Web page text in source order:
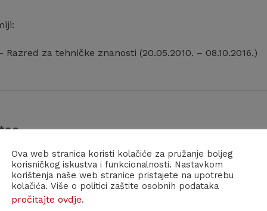
Razred za tehničke znanosti (20.05.2010. – 08.10.2016.)
Bičanić rođen je 6. rujna 1945. u Zagrebu, a preminuo
iz područja građevinarstva i računalne mehanike.
20. svibnja 2010. kao profesor Građevinskoga odjela
te bioinženjering Sveučilišta u Glasgowu.
Ova web stranica koristi kolačiće za pružanje boljeg
korisničkog iskustva i funkcionalnosti. Nastavkom
korištenja naše web stranice pristajete na upotrebu
kolačića. Više o politici zaštite osobnih podataka
pročitajte ovdje.